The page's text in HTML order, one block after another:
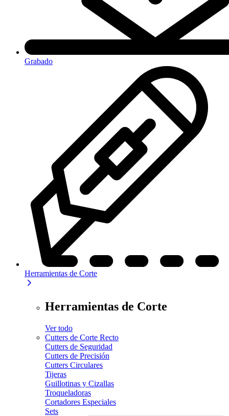
Grabado
Herramientas de Corte
Herramientas de Corte
Ver todo
Cutters de Corte Recto
Cutters de Seguridad
Cutters de Precisión
Cutters Circulares
Tijeras
Guillotinas y Cizallas
Troqueladoras
Cortadores Especiales
Sets